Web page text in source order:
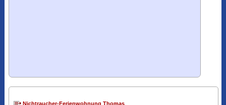
Nichtraucher-Ferienwohnung Thomas